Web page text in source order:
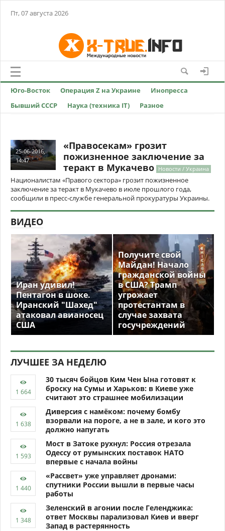
Пт, 07 августа 2026
Юго-Восток Операция Z на Украине
Инопресса
Бывший СССР
Наука (техника IT) Разное
25-06-2016,
14:47
«Правосекам» грозит
пожизненное заключение за
теракт в Мукачево Новости / Украина
Националистам «Правого сектора» грозит пожизненное
заключение за теракт в Мукачево в июле прошлого года,
сообщили в пресс-службе генеральной прокуратуры Украины.
ВИДЕО
Иран удивил!
Пентагон в шоке.
Иранский "Шахед"
атаковал авианосец
США
Получите свой
Майдан! Начало
гражданской войны
в США? Трамп
угрожает
протестантам в
случае захвата
госучреждений
ЛУЧШЕЕ ЗА НЕДЕЛЮ
30 тысяч бойцов Ким Чен Ына готовят к
броску на Сумы и Харьков: в Киеве уже
считают это страшнее мобилизации
Диверсия с намёком: почему бомбу
взорвали на пороге, а не в зале, и кого это
должно напугать
Мост в Затоке рухнул: Россия отрезала
Одессу от румынских поставок НАТО
впервые с начала войны
«Рассвет» уже управляет дронами:
спутники России вышли в первые часы
работы
Зеленский в агонии после Геленджика:
ответ Москвы парализовал Киев и вверг
Запад в растерянность